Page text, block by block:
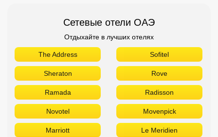
Marriott Le Meridien
Ibis Hilton
Fairmont
Поиск дешевых авиабилетов
Приложение от Авиасейлс